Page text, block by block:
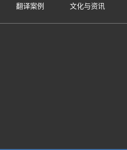
翻译案例 文化与资讯